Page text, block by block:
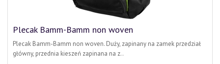
Plecak Bamm-Bamm non woven
Plecak Bamm-Bamm non woven. Duży, zapinany na zamek przedział
główny, przednia kieszeń zapinana na z..